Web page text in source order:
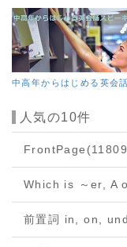
中高年からはじめる英会
人気の10件
FrontPage
Which is ～er, A
前置詞 in, on,